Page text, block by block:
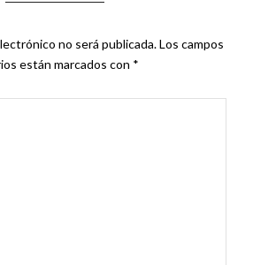
no será publicada.Los campos
están marcados con *